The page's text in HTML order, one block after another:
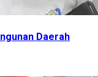
Daerah